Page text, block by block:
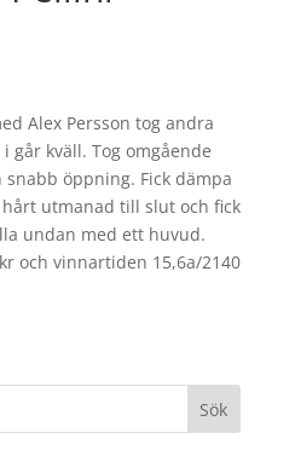
Alex Persson tog andra
går kväll. Tog omgående
öppning. Fick dämpa
utmanad till slut och fick
undan med ett huvud.
och vinnartiden 15,6a/2140